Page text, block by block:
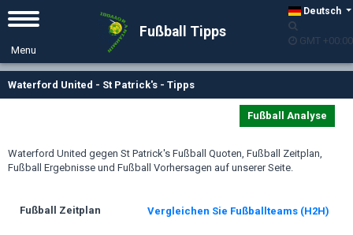
Deutsch
GMT +00:00
Fußball Tipps
Waterford United - St Patrick's - Tipps
Fußball Analyse
Waterford United gegen St Patrick's Fußball Quoten, Fußball Zeitplan,
Fußball Ergebnisse und Fußball Vorhersagen auf unserer Seite.
Fußball Zeitplan Vergleichen Sie Fußballteams (H2H)